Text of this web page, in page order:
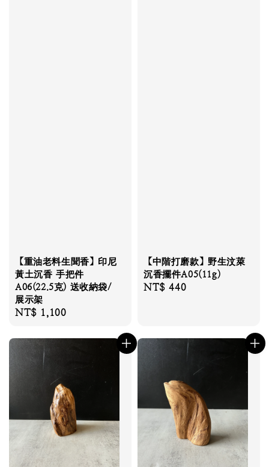
【重油老料生聞香】印尼
黃土沉香 手把件
A06(22.5克) 送收納袋/
展示架
Regular
NT$ 1,100
【中階打磨款】野生汶萊
沉香擺件A05(11g)
Regular
NT$ 440